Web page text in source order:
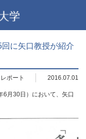
に矢口教授が紹介
レポート 2016.07.01
6月30日）において、矢口